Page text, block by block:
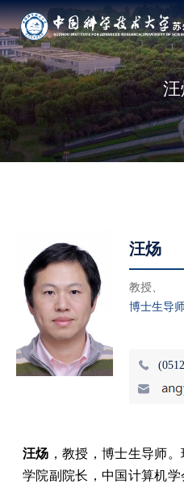
汪炀
教授、
博士生导师